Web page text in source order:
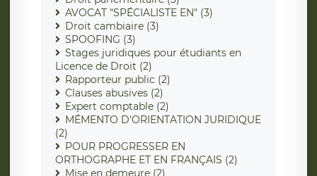
AVOCAT "SPÉCIALISTE EN" (3)
Droit cambiaire (3)
SPOOFING (3)
Stages juridiques pour étudiants en
Licence de Droit (2)
Rapporteur public (2)
Clauses abusives (2)
Expert comptable (2)
MÉMENTO D'ORIENTATION JURIDIQUE
(2)
POUR PROGRESSER EN
ORTHOGRAPHE ET EN FRANÇAIS (2)
Mise en demeure (2)